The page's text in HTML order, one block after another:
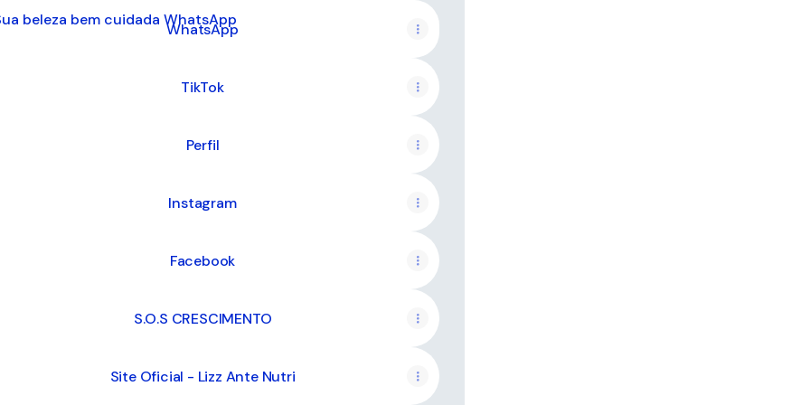
WhatsApp
TikTok
Perfil
Instagram
Facebook
S.O.S CRESCIMENTO
Site Oficial - Lizz Ante Nutri